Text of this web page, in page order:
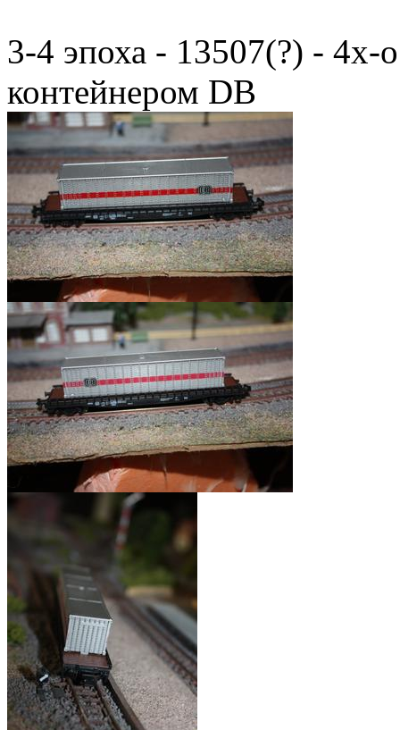
3-4 эпоха - 13507(?) - 4х-
контейнером DB